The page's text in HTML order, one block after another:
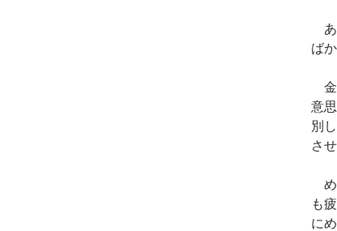
あ
ば
金
意
別
さ
め
も
に